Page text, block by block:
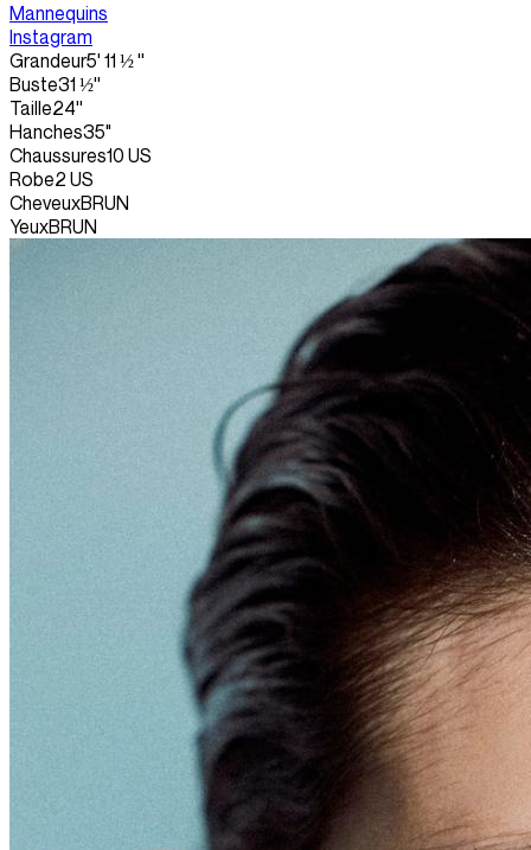
Mannequins
Instagram
Grandeur5' 11 ½ ''
Buste31 ½''
Taille24''
Hanches35"
Chaussures10 US
Robe2 US
CheveuxBRUN
YeuxBRUN